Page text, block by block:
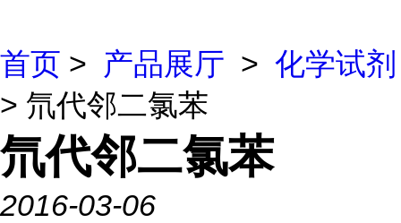
首页 > 产品展厅 > 化学试剂
> 氘代邻二氯苯
氘代邻二氯苯
2016-03-06